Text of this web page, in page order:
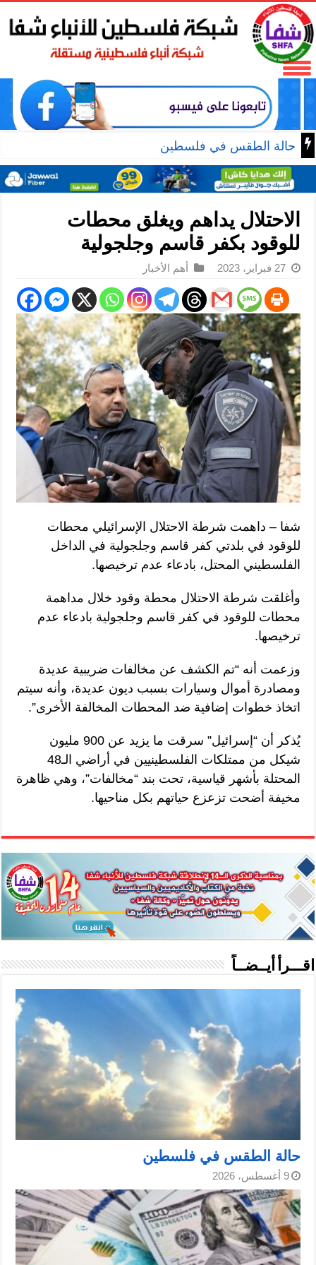
أسعار صرف
الاحتلال يداهم ويغلق محطات
للوقود بكفر قاسم وجلجولية
27 فبراير، 2023 أهم الأخبار
شفا – داهمت شرطة الاحتلال الإسرائيلي محطات
للوقود في بلدتي كفر قاسم وجلجولية في الداخل
الفلسطيني المحتل، بادعاء عدم ترخيصها.
وأغلقت شرطة الاحتلال محطة وقود خلال مداهمة
محطات للوقود في كفر قاسم وجلجولية بادعاء عدم
ترخيصها.
وزعمت أنه “تم الكشف عن مخالفات ضريبية عديدة
ومصادرة أموال وسيارات بسبب ديون عديدة، وأنه سيتم
اتخاذ خطوات إضافية ضد المحطات المخالفة الأخرى”.
يُذكر أن “إسرائيل” سرقت ما يزيد عن 900 مليون
شيكل من ممتلكات الفلسطينيين في أراضي الـ48
المحتلة بأشهر قياسية، تحت بند “مخالفات”، وهي ظاهرة
مخيفة أضحت تزعزع حياتهم بكل مناحيها.
اقـــرأ أيــضــاً
حالة الطقس في فلسطين
9 أغسطس، 2026